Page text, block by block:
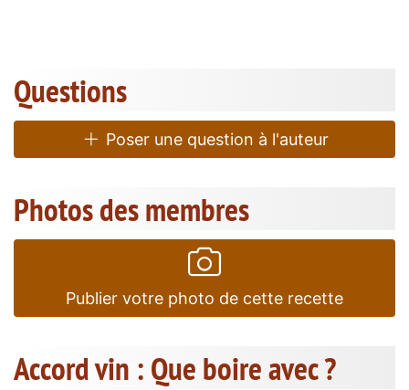
Questions
Poser une question à l'auteur
Photos des membres
Publier votre photo de cette recette
Accord vin : Que boire avec ?